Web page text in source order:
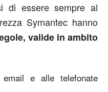
di essere sempre al
Symantec hanno
valide in ambito
e alle telefonate